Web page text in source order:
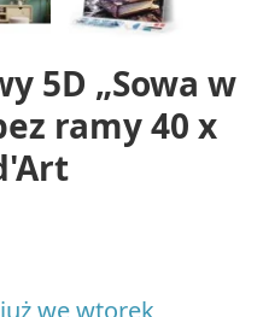
5D „Sowa w
ramy 40 x
we wtorek